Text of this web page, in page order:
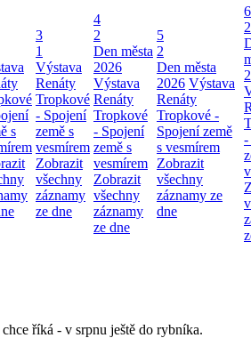
s
3
1
Výstava
Renáty
Tropkové
- Spojení
země s
vesmírem
Zobrazit
všechny
záznamy
ze dne
4
2
Den města
2026
Výstava
Renáty
Tropkové
- Spojení
země s
vesmírem
Zobrazit
všechny
záznamy
ze dne
5
2
Den města
2026 Výstava
Renáty
Tropkové -
Spojení země
s vesmírem
Zobrazit
všechny
záznamy ze
dne
6
2
-
říká - v srpnu ještě do rybníka.